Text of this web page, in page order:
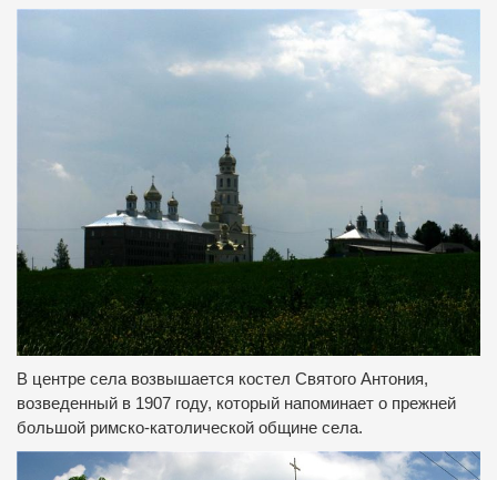
В центре села возвышается костел Святого Антония,
возведенный в 1907 году, который напоминает о прежней
большой римско-католической общине села.